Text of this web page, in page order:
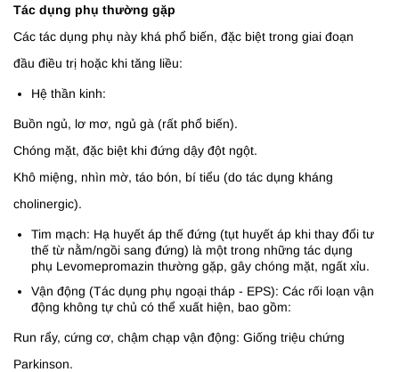
Tác dụng phụ thường gặp
Các tác dụng phụ này khá phổ biến, đặc biệt trong giai đoạn
đầu điều trị hoặc khi tăng liều:
Hệ thần kinh:
Buồn ngủ, lơ mơ, ngủ gà (rất phổ biến).
Chóng mặt, đặc biệt khi đứng dậy đột ngột.
Khô miệng, nhìn mờ, táo bón, bí tiểu (do tác dụng kháng
cholinergic).
Tim mạch: Hạ huyết áp thế đứng (tụt huyết áp khi thay đổi tư
thế từ nằm/ngồi sang đứng) là một trong những tác dụng
phụ Levomepromazin thường gặp, gây chóng mặt, ngất xỉu.
Vận động (Tác dụng phụ ngoại tháp - EPS): Các rối loạn vận
động không tự chủ có thể xuất hiện, bao gồm:
Run rẩy, cứng cơ, chậm chạp vận động: Giống triệu chứng
Parkinson.